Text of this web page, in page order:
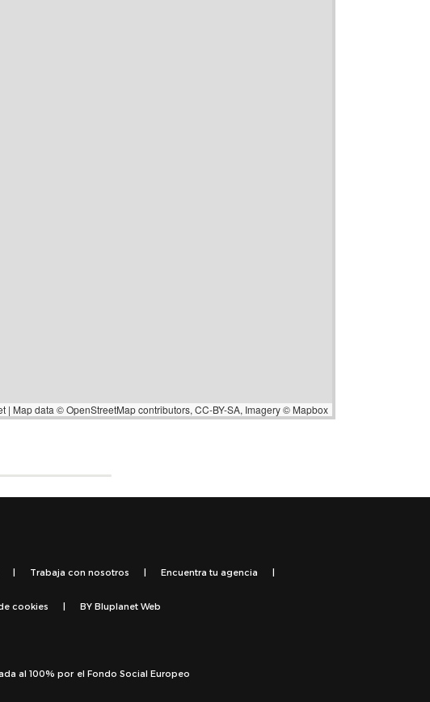
| Map data ©OpenStreetMapcontributors, CC-BY-SA, Imagery © Mapbox
| Trabaja con nosotros | Encuentra tu agencia |
cookies | BY Bluplanet Web
al 100% por el Fondo Social Europeo